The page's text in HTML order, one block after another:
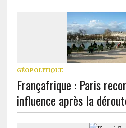
GÉOPOLITIQUE
Françafrique : Paris
influence après la